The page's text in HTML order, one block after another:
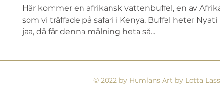
Här kommer en afrikansk vattenbuffel, en av
som vi träffade på safari i Kenya. Buffel heter Nyati
jaa, då får denna målning heta så...
© 2022 by Humlans Art by Lotta